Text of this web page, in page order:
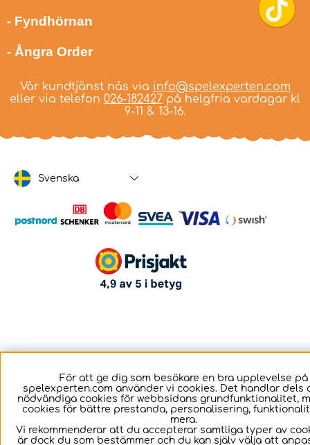
- Fyndhörnan
- Ångra Order
Vår kundtjänst nås via info@spelexperten.com
eller via telefon 026-182427 på helgfria vardagar kl
9-11 & 13-16.
Svenska
För att ge dig som besökare en bra upplevelse på
spelexperten.com använder vi cookies. Det handlar dels
nödvändiga cookies för webbsidans grundfunktionalitet,
cookies för bättre prestanda, personalisering,
mera.
Vi rekommenderar att du accepterar samtliga typer av
är dock du som bestämmer och du kan själv välja att